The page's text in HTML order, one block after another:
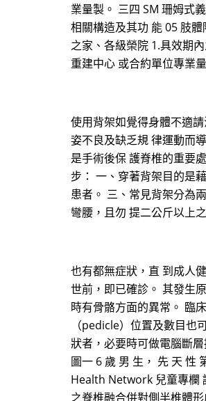
業量製。 三四 SM 珊姆式
相關構造及其功 能 05 肢
之家、各級榮院 1.具效期
重建中心 或合約單位專業
使用背架如覺得身體不適
姿不良及缺乏規 律運動而
是手術後保 護脊椎的重要
步： 一、穿著背架目的是
患者。 三、常見背架分為
彎腰，且勿 提二公斤以上
也有都無症狀，直 到成人
世前，即已確診。 其發生
時有骨骼方面的異常。 臨
（pedicle）位置及數目
狀者，必要時可做電腦斷
圖一 6 歲 男 生， 先 天
Health Network 兒童專欄
之脊椎融合併對側半椎體